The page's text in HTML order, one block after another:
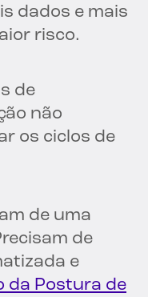
dados e mais
risco.
de
não
os ciclos de
de uma
de
e
da Postura de